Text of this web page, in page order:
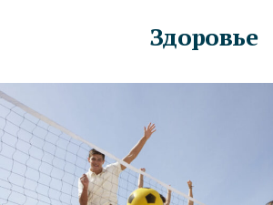
Здоровье